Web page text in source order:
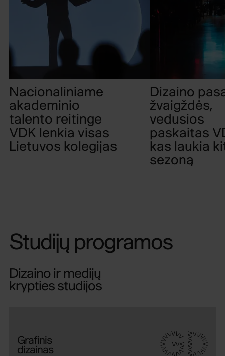
Nacionaliniame
akademinio
talento reitinge
VDK lenkia visas
Lietuvos kolegijas
Dizaino
žvaigždės,
vedusios
paskaitas
kas laukia
sezoną
Studijų programos
krypties studijos
dizainas GD